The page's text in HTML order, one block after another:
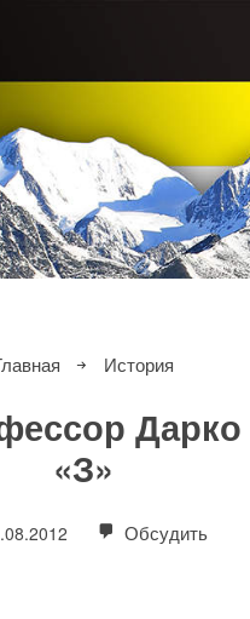
История
«З»
Обсудить